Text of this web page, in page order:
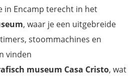
in Encamp terecht in het
, waar je een uitgebreide
stoommachines en
vinden
museum Casa Cristo, wat